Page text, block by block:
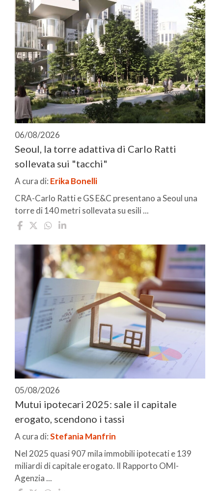
06/08/2026
Seoul, la torre adattiva di Carlo Ratti
sollevata sui "tacchi"
A cura di: Erika Bonelli
CRA-Carlo Ratti e GS E&C presentano a Seoul una
torre di 140 metri sollevata su esili ...
05/08/2026
Mutui ipotecari 2025: sale il capitale
erogato, scendono i tassi
A cura di:Stefania Manfrin
Nel 2025 quasi 907 mila immobili ipotecati e 139
miliardi di capitale erogato. Il Rapporto OMI-
Agenzia ...